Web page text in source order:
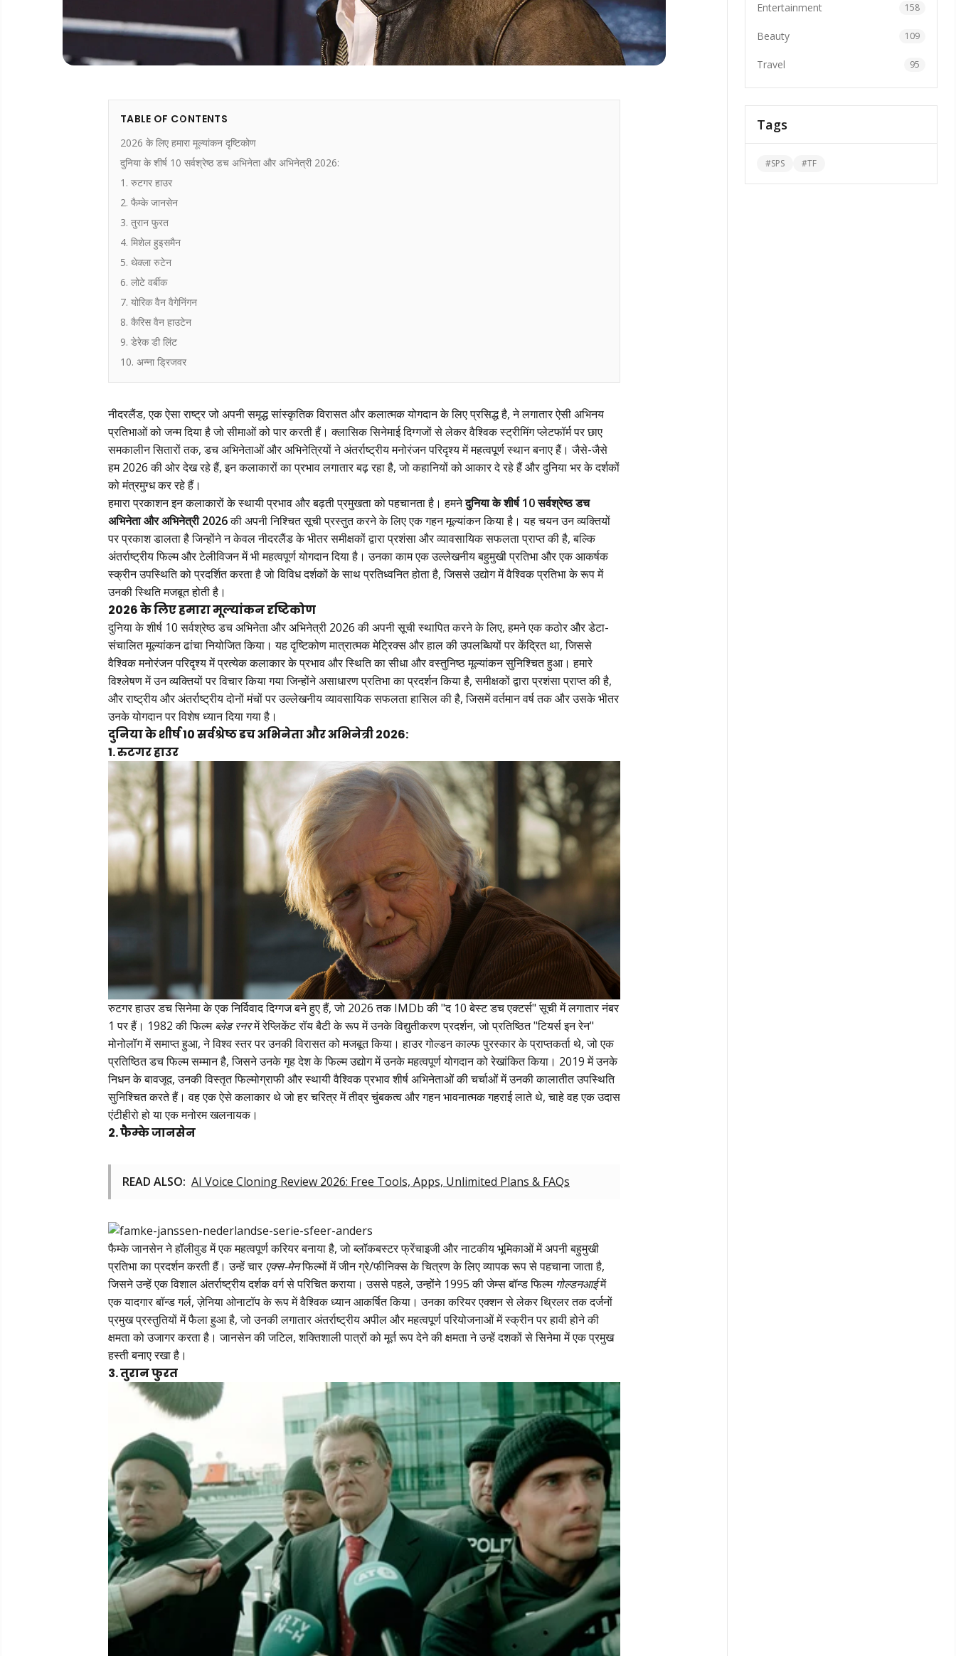
TABLE OF CONTENTS
2026 के लिए हमारा मूल्यांकन दृष्टिकोण
दुनिया के शीर्ष 10 सर्वश्रेष्ठ डच अभिनेता और अभिनेत्री 2026:
1. रुटगर हाउर
2. फैम्के जानसेन
3. तुरान फुरत
4. मिशेल हुइसमैन
5. थेक्ला रुटेन
6. लोटे वर्बीक
7. योरिक वैन वैगेनिंगन
8. कैरिस वैन हाउटेन
9. डेरेक डी लिंट
10. अन्ना ड्रिजवर
नीदरलैंड, एक ऐसा राष्ट्र जो अपनी समृद्ध सांस्कृतिक विरासत और कलात्मक योगदान के लिए प्रसिद्ध है, ने लगातार ऐसी अभिनय
प्रतिभाओं को जन्म दिया है जो सीमाओं को पार करती हैं। क्लासिक सिनेमाई दिग्गजों से लेकर वैश्विक स्ट्रीमिंग प्लेटफॉर्म पर छाए
समकालीन सितारों तक, डच अभिनेताओं और अभिनेत्रियों ने अंतर्राष्ट्रीय मनोरंजन परिदृश्य में महत्वपूर्ण स्थान बनाए हैं। जैसे-जैसे
हम 2026 की ओर देख रहे हैं, इन कलाकारों का प्रभाव लगातार बढ़ रहा है, जो कहानियों को आकार दे रहे हैं और दुनिया भर के दर्शकों
को मंत्रमुग्ध कर रहे हैं।
हमारा प्रकाशन इन कलाकारों के स्थायी प्रभाव और बढ़ती प्रमुखता को पहचानता है। हमनेदुनिया के शीर्ष 10 सर्वश्रेष्ठ डच
अभिनेता और अभिनेत्री 2026की अपनी निश्चित सूची प्रस्तुत करने के लिए एक गहन मूल्यांकन किया है। यह चयन उन व्यक्तियों
पर प्रकाश डालता है जिन्होंने न केवल नीदरलैंड के भीतर समीक्षकों द्वारा प्रशंसा और व्यावसायिक सफलता प्राप्त की है, बल्कि
अंतर्राष्ट्रीय फिल्म और टेलीविजन में भी महत्वपूर्ण योगदान दिया है। उनका काम एक उल्लेखनीय बहुमुखी प्रतिभा और एक आकर्षक
स्क्रीन उपस्थिति को प्रदर्शित करता है जो विविध दर्शकों के साथ प्रतिध्वनित होता है, जिससे उद्योग में वैश्विक प्रतिभा के रूप में
उनकी स्थिति मजबूत होती है।
2026 के लिए हमारा मूल्यांकन दृष्टिकोण
दुनिया के शीर्ष 10 सर्वश्रेष्ठ डच अभिनेता और अभिनेत्री 2026 की अपनी सूची स्थापित करने के लिए, हमने एक कठोर और डेटा-
संचालित मूल्यांकन ढांचा नियोजित किया। यह दृष्टिकोण मात्रात्मक मेट्रिक्स और हाल की उपलब्धियों पर केंद्रित था, जिससे
वैश्विक मनोरंजन परिदृश्य में प्रत्येक कलाकार के प्रभाव और स्थिति का सीधा और वस्तुनिष्ठ मूल्यांकन सुनिश्चित हुआ। हमारे
विश्लेषण में उन व्यक्तियों पर विचार किया गया जिन्होंने असाधारण प्रतिभा का प्रदर्शन किया है, समीक्षकों द्वारा प्रशंसा प्राप्त की है,
और राष्ट्रीय और अंतर्राष्ट्रीय दोनों मंचों पर उल्लेखनीय व्यावसायिक सफलता हासिल की है, जिसमें वर्तमान वर्ष तक और उसके भीतर
उनके योगदान पर विशेष ध्यान दिया गया है।
दुनिया के शीर्ष 10 सर्वश्रेष्ठ डच अभिनेता और अभिनेत्री 2026:
1. रुटगर हाउर
रुटगर हाउर डच सिनेमा के एक निर्विवाद दिग्गज बने हुए हैं, जो 2026 तक IMDb की "द 10 बेस्ट डच एक्टर्स" सूची में लगातार नंबर
1 पर हैं। 1982 की फिल्मब्लेड रनरमें रेप्लिकेंट रॉय बैटी के रूप में उनके विद्युतीकरण प्रदर्शन, जो प्रतिष्ठित "टियर्स इन रेन"
मोनोलॉग में समाप्त हुआ, ने विश्व स्तर पर उनकी विरासत को मजबूत किया। हाउर गोल्डन काल्फ पुरस्कार के प्राप्तकर्ता थे, जो एक
प्रतिष्ठित डच फिल्म सम्मान है, जिसने उनके गृह देश के फिल्म उद्योग में उनके महत्वपूर्ण योगदान को रेखांकित किया। 2019 में उनके
निधन के बावजूद, उनकी विस्तृत फिल्मोग्राफी और स्थायी वैश्विक प्रभाव शीर्ष अभिनेताओं की चर्चाओं में उनकी कालातीत उपस्थिति
सुनिश्चित करते हैं। वह एक ऐसे कलाकार थे जो हर चरित्र में तीव्र चुंबकत्व और गहन भावनात्मक गहराई लाते थे, चाहे वह एक उदास
एंटीहीरो हो या एक मनोरम खलनायक।
2. फैम्के जानसेन
READ ALSO: AI Voice Cloning Review 2026: Free Tools, Apps, Unlimited Plans & FAQs
फैम्के जानसेन ने हॉलीवुड में एक महत्वपूर्ण करियर बनाया है, जो ब्लॉकबस्टर फ्रेंचाइजी और नाटकीय भूमिकाओं में अपनी बहुमुखी
प्रतिभा का प्रदर्शन करती हैं। उन्हें चारएक्स-मेनफिल्मों में जीन ग्रे/फीनिक्स के चित्रण के लिए व्यापक रूप से पहचाना जाता है,
जिसने उन्हें एक विशाल अंतर्राष्ट्रीय दर्शक वर्ग से परिचित कराया। उससे पहले, उन्होंने 1995 की जेम्स बॉन्ड फिल्म गोल्डनआईमें
एक यादगार बॉन्ड गर्ल, ज़ेनिया ओनाटॉप के रूप में वैश्विक ध्यान आकर्षित किया। उनका करियर एक्शन से लेकर थ्रिलर तक दर्जनों
प्रमुख प्रस्तुतियों में फैला हुआ है, जो उनकी लगातार अंतर्राष्ट्रीय अपील और महत्वपूर्ण परियोजनाओं में स्क्रीन पर हावी होने की
क्षमता को उजागर करता है। जानसेन की जटिल, शक्तिशाली पात्रों को मूर्त रूप देने की क्षमता ने उन्हें दशकों से सिनेमा में एक प्रमुख
हस्ती बनाए रखा है।
3. तुरान फुरत
Entertainment 158
Beauty 109
Travel 95
Tags
#SPS #TF